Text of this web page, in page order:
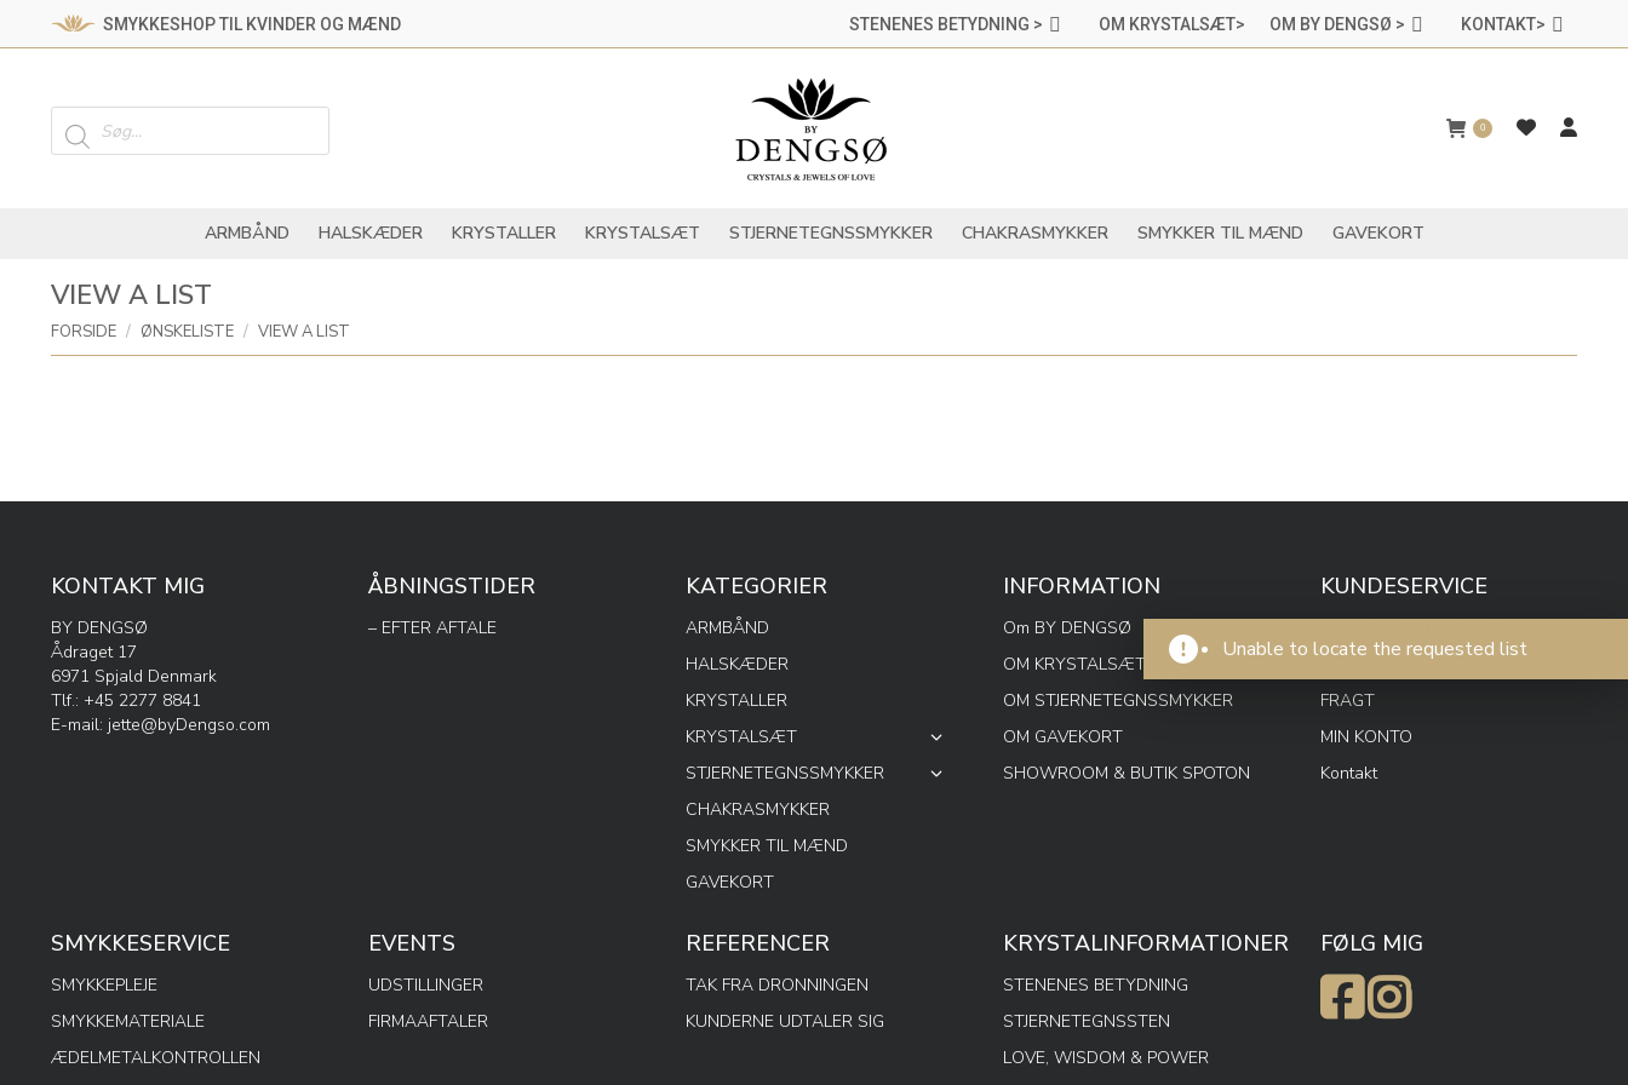
SMYKKESHOP TIL KVINDER OG MÆND STENENES BETYDNING > OM KRYSTALSÆT> OM BY DENGSØ > KONTAKT>
search
0
ARMBÅND HALSKÆDER KRYSTALLER KRYSTALSÆT STJERNETEGNSSMYKKER CHAKRASMYKKER SMYKKER TIL MÆND GAVEKORT
VIEW A LIST
You are here:
FORSIDE ØNSKELISTE VIEW A LIST
Unable to locate the requested list
KONTAKT MIG
BY DENGSØ
Ådraget 17
6971 Spjald Denmark
Tlf.: +45 2277 8841
E-mail: jette@byDengso.com
ÅBNINGSTIDER
– EFTER AFTALE
KATEGORIER
ARMBÅND
HALSKÆDER
KRYSTALLER
KRYSTALSÆT
STJERNETEGNSSMYKKER
CHAKRASMYKKER
SMYKKER TIL MÆND
GAVEKORT
INFORMATION
Om BY DENGSØ
OM KRYSTALSÆT
OM STJERNETEGNSSMYKKER
OM GAVEKORT
SHOWROOM & BUTIK SPOTON
KUNDESERVICE
PRIVATPOLITIK
FRAGT
MIN KONTO
Kontakt
SMYKKESERVICE
SMYKKEPLEJE
SMYKKEMATERIALE
ÆDELMETALKONTROLLEN
EVENTS
UDSTILLINGER
FIRMAAFTALER
REFERENCER
TAK FRA DRONNINGEN
KUNDERNE UDTALER SIG
KRYSTALINFORMATIONER
STENENES BETYDNING
STJERNETEGNSSTEN
LOVE, WISDOM & POWER
FØLG MIG